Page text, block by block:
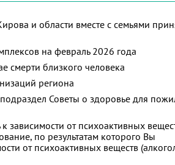
и области вместе с семьями
на февраль 2026 года
смерти близкого человека
региона
Советы о здоровье для
зависимости от психоактивных
по результатам которого Вы
от психоактивных веществ